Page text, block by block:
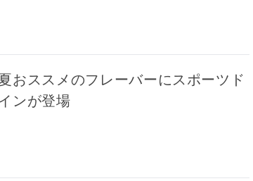
おススメのフレーバーにスポーツド
ンが登場